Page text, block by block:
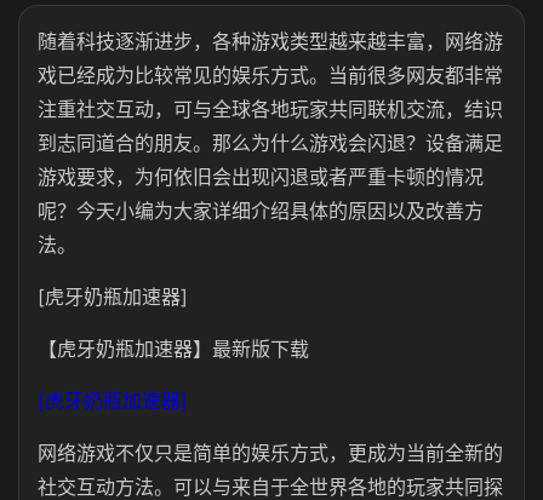
随着科技逐渐进步，各种游戏类型越来越丰富，网络游
戏已经成为比较常见的娱乐方式。当前很多网友都非常
注重社交互动，可与全球各地玩家共同联机交流，结识
到志同道合的朋友。那么为什么游戏会闪退？设备满足
游戏要求，为何依旧会出现闪退或者严重卡顿的情况
呢？今天小编为大家详细介绍具体的原因以及改善方
法。
[虎牙奶瓶加速器]
【虎牙奶瓶加速器】最新版下载
[虎牙奶瓶加速器]
网络游戏不仅只是简单的娱乐方式，更成为当前全新的
社交互动方法。可以与来自于全世界各地的玩家共同探